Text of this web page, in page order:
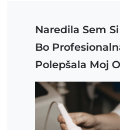
Naredila Sem
Bo
Polepšala Moj